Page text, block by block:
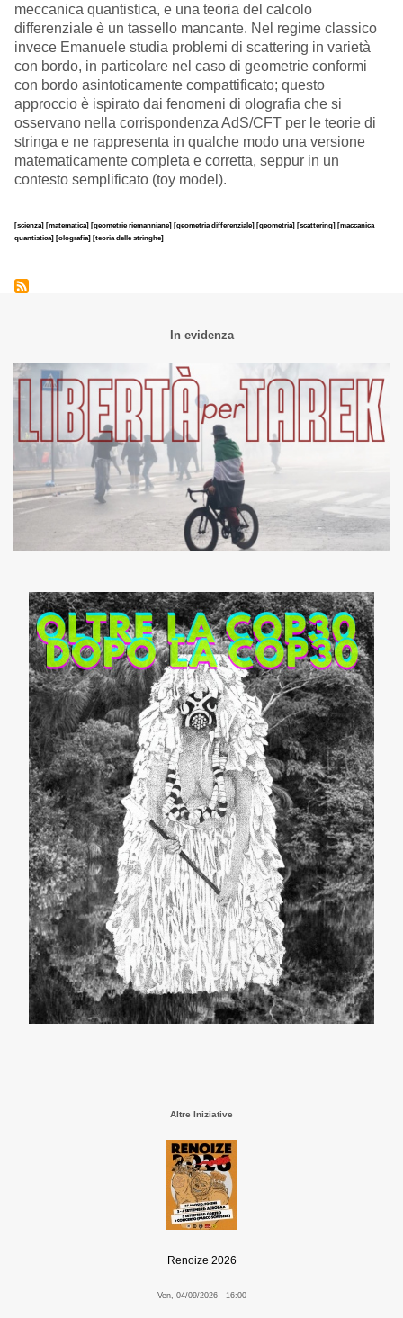
meccanica quantistica, e una teoria del calcolo
differenziale è un tassello mancante. Nel regime classico
invece Emanuele studia problemi di scattering in varietà
con bordo, in particolare nel caso di geometrie conformi
con bordo asintoticamente compattificato; questo
approccio è ispirato dai fenomeni di olografia che si
osservano nella corrispondenza AdS/CFT per le teorie di
stringa e ne rappresenta in qualche modo una versione
matematicamente completa e corretta, seppur in un
contesto semplificato (toy model).
[scienza] [matematica] [geometrie riemanniane] [geometria differenziale] [geometria] [scattering] [maccanica
quantistica] [olografia] [teoria delle stringhe]
In evidenza
Altre Iniziative
Renoize 2026
Ven, 04/09/2026 - 16:00